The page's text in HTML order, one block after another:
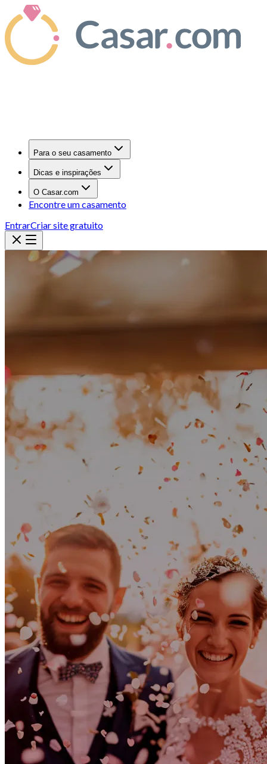
Para o seu casamento
Dicas e inspirações
O Casar.com
Encontre um casamento
EntrarCriar site gratuito